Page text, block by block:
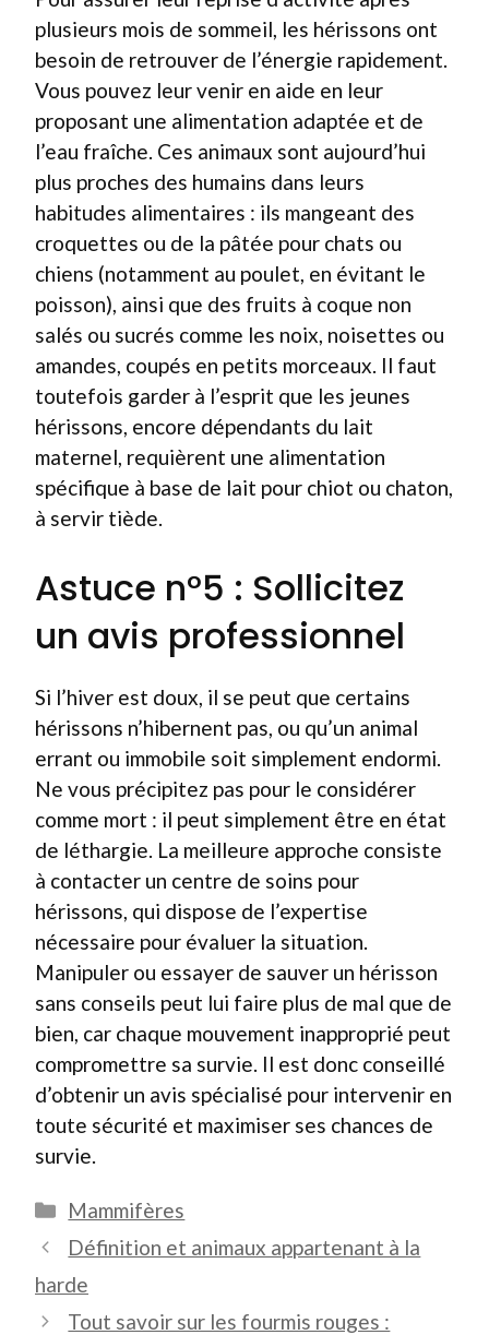
plusieurs mois de sommeil, les hérissons ont
besoin de retrouver de l’énergie rapidement.
Vous pouvez leur venir en aide en leur
proposant une alimentation adaptée et de
l’eau fraîche. Ces animaux sont aujourd’hui
plus proches des humains dans leurs
habitudes alimentaires : ils mangeant des
croquettes ou de la pâtée pour chats ou
chiens (notamment au poulet, en évitant le
poisson), ainsi que des fruits à coque non
salés ou sucrés comme les noix, noisettes ou
amandes, coupés en petits morceaux. Il faut
toutefois garder à l’esprit que les jeunes
hérissons, encore dépendants du lait
maternel, requièrent une alimentation
spécifique à base de lait pour chiot ou chaton,
à servir tiède.
Astuce n°5 : Sollicitez
un avis professionnel
Si l’hiver est doux, il se peut que certains
hérissons n’hibernent pas, ou qu’un animal
errant ou immobile soit simplement endormi.
Ne vous précipitez pas pour le considérer
comme mort : il peut simplement être en état
de léthargie. La meilleure approche consiste
à contacter un centre de soins pour
hérissons, qui dispose de l’expertise
nécessaire pour évaluer la situation.
Manipuler ou essayer de sauver un hérisson
sans conseils peut lui faire plus de mal que de
bien, car chaque mouvement inapproprié peut
compromettre sa survie. Il est donc conseillé
d’obtenir un avis spécialisé pour intervenir en
toute sécurité et maximiser ses chances de
survie.
Catégories
Mammifères
Définition et animaux appartenant à la
harde
Tout savoir sur les fourmis rouges :